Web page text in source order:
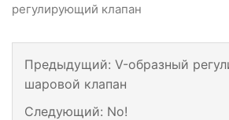
регулирующий клапан
Предыдущий: V-образный
шаровой клапан
Следующий: No!